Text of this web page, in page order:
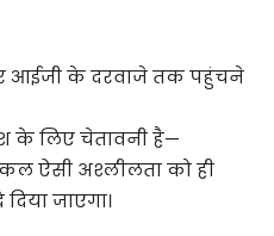
आईजी के दरवाजे तक पहुंचने
के लिए चेतावनी है—
ऐसी अश्लीलता को ही
जाएगा।